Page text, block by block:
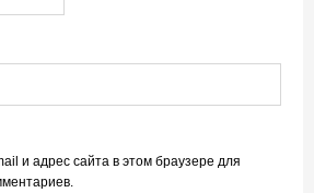
и адрес сайта в этом браузере для